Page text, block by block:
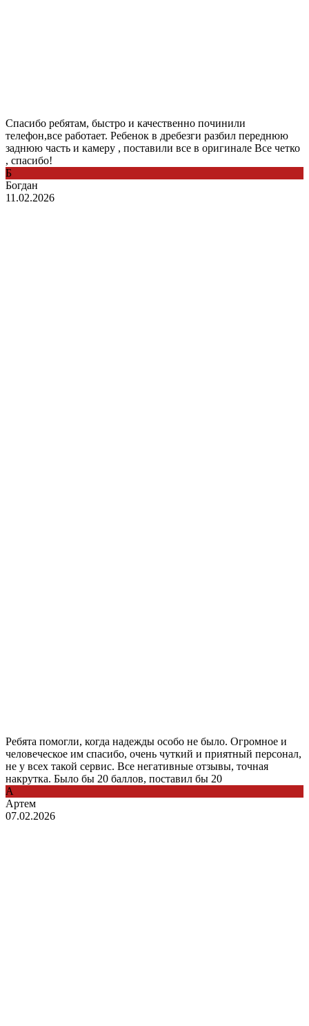
Спасибо ребятам, быстро и качественно починили
телефон,все работает. Ребенок в дребезги разбил переднюю
заднюю часть и камеру , поставили все в оригинале Все четко
, спасибо!
Б
Богдан
11.02.2026
Ребята помогли, когда надежды особо не было. Огромное и
человеческое им спасибо, очень чуткий и приятный персонал,
не у всех такой сервис. Все негативные отзывы, точная
накрутка. Было бы 20 баллов, поставил бы 20
А
Артем
07.02.2026